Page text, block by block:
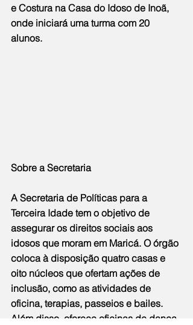
e Costura na Casa do Idoso de Inoã,
onde iniciará uma turma com 20
alunos.
Sobre a Secretaria
A Secretaria de Políticas para a
Terceira Idade tem o objetivo de
assegurar os direitos sociais aos
idosos que moram em Maricá. O órgão
coloca à disposição quatro casas e
oito núcleos que ofertam ações de
inclusão, como as atividades de
oficina, terapias, passeios e bailes.
Além disso, oferece oficinas de dança